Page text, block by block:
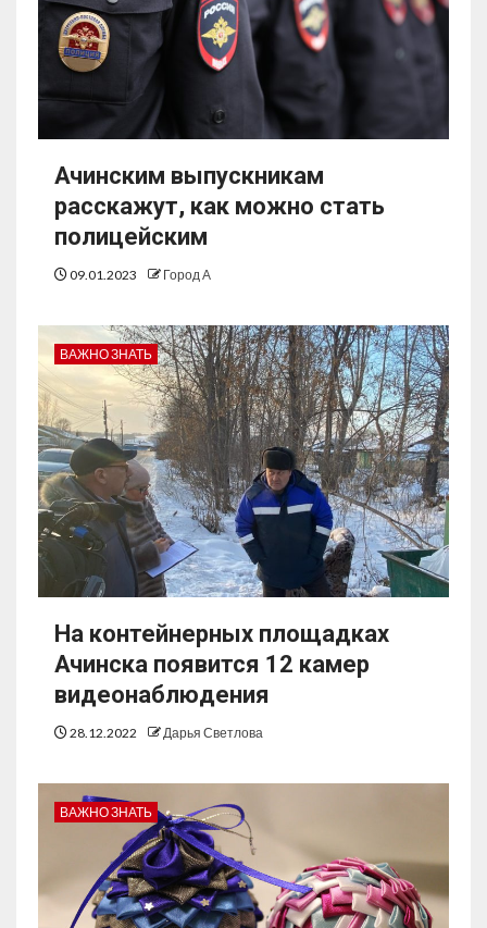
Ачинским выпускникам
расскажут, как можно стать
полицейским
09.01.2023 Город А
ВАЖНО ЗНАТЬ
На контейнерных площадках
Ачинска появится 12 камер
видеонаблюдения
28.12.2022 Дарья Светлова
ВАЖНО ЗНАТЬ